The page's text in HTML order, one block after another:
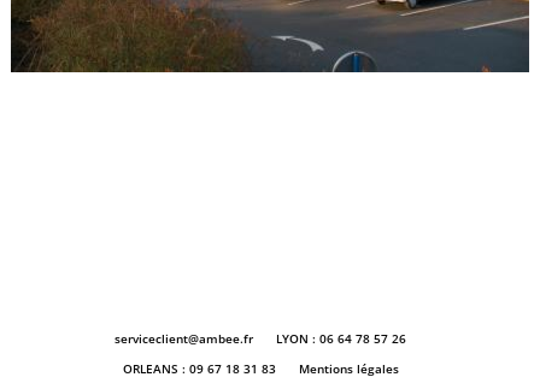
serviceclient@ambee.fr
LYON : 06 64 78 57 26
ORLEANS : 09 67 18 31 83
Mentions légales